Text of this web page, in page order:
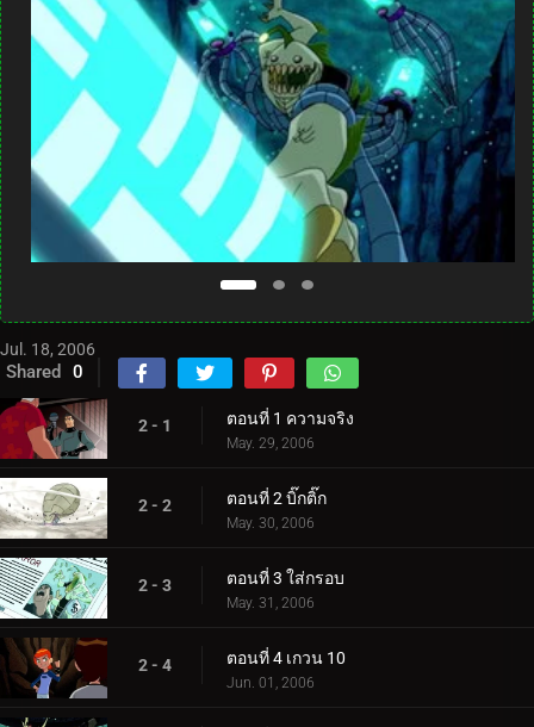
Jul. 18, 2006
Shared 0
2 - 1 ตอนที่ 1 ความจริง
May. 29, 2006
2 - 2 ตอนที่ 2 บิ๊กติ๊ก
May. 30, 2006
2 - 3 ตอนที่ 3 ใส่กรอบ
May. 31, 2006
2 - 4 ตอนที่ 4 เกวน 10
Jun. 01, 2006